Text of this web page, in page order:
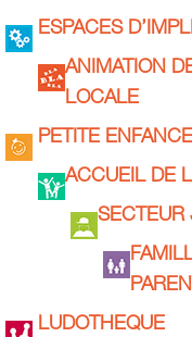
Palabre
ESPACES
ANIMATION
LOCALE
PETITE ENFANCE
ACCUEIL DE
SECTEUR
LUDOTHEQUE